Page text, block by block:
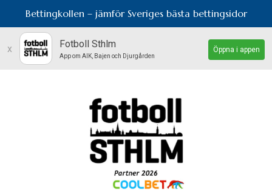
Bettingkollen – jämför Sveriges bästa bettingsidor
x Fotboll Sthlm
App om AIK, Bajen och Djurgården
Öppna i appen